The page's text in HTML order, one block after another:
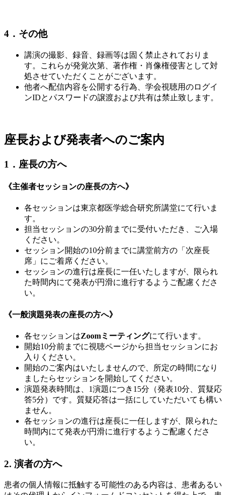
4．その他
講演の撮影、録音、録画等は固く禁止されておりま
す。これらが発覚次第、著作権・肖像権侵害として対
処させていただくことがございます。
他者へ配信内容を公開する行為、学会視聴用のログイ
ンIDとパスワードの譲渡および共有は禁止致します。
座長および発表者へのご案内
1．座長の方へ
《主催者セッションの座長の方へ》
各セッションは東京都医学総合研究所講堂にて行いま
す。
担当セッションの30分前までに受付いただき、ご入場
ください。
セッション開始の10分前までに講堂前方の「次座長
席」にご着席ください。
セッションの進行は座長に一任いたしますが、限られ
た時間内にて発表が円滑に進行するようご配慮くださ
い。
《一般演題発表の座長の方へ》
各セッションはZoomミーティングにて行います。
開始10分前までに視聴ページから担当セッションにお
入りください。
開始のご案内はいたしませんので、所定の時間になり
ましたらセッションを開始してください。
演題発表時間は、1演題につき15分（発表10分、質疑応
答5分）です。質疑応答は一括にしていただいても構い
ません。
各セッションの進行は座長に一任しますが、限られた
時間内にて発表が円滑に進行するようご配慮くださ
い。
2. 演者の方へ
患者の個人情報に抵触する可能性のある内容は、患者あるい